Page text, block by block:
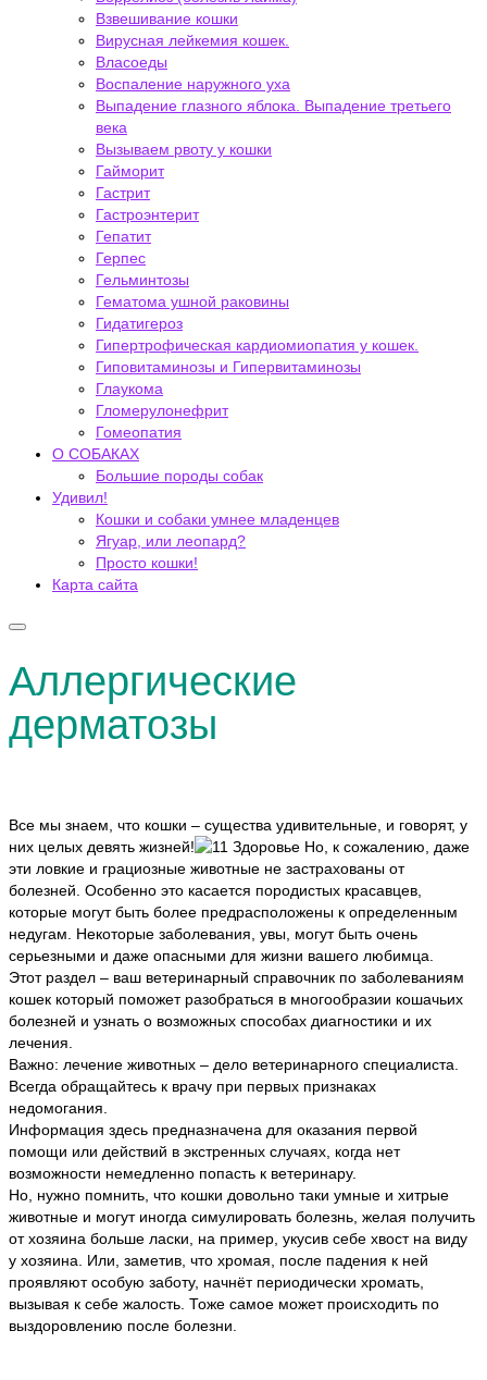
Взвешивание кошки
Вирусная лейкемия кошек.
Власоеды
Воспаление наружного уха
Выпадение глазного яблока. Выпадение третьего
века
Вызываем рвоту у кошки
Гайморит
Гастрит
Гастроэнтерит
Гепатит
Герпес
Гельминтозы
Гематома ушной раковины
Гидатигероз
Гипертрофическая кардиомиопатия у кошек.
Гиповитаминозы и Гипервитаминозы
Глаукома
Гломерулонефрит
Гомеопатия
О СОБАКАХ
Большие породы собак
Удивил!
Кошки и собаки умнее младенцев
Ягуар, или леопард?
Просто кошки!
Карта сайта
Аллергические
дерматозы
Все мы знаем, что кошки – существа удивительные, и говорят, у
них целых девять жизней!
Но, к сожалению, даже
эти ловкие и грациозные животные не застрахованы от
болезней. Особенно это касается породистых красавцев,
которые могут быть более предрасположены к определенным
недугам. Некоторые заболевания, увы, могут быть очень
серьезными и даже опасными для жизни вашего любимца.
Этот раздел – ваш ветеринарный справочник по заболеваниям
кошек который поможет разобраться в многообразии кошачьих
болезней и узнать о возможных способах диагностики и их
лечения.
Важно: лечение животных – дело ветеринарного специалиста.
Всегда обращайтесь к врачу при первых признаках
недомогания.
Информация здесь предназначена для оказания первой
помощи или действий в экстренных случаях, когда нет
возможности немедленно попасть к ветеринару.
Но, нужно помнить, что кошки довольно таки умные и хитрые
животные и могут иногда симулировать болезнь, желая получить
от хозяина больше ласки, на пример, укусив себе хвост на виду
у хозяина. Или, заметив, что хромая, после падения к ней
проявляют особую заботу, начнёт периодически хромать,
вызывая к себе жалость. Тоже самое может происходить по
выздоровлению после болезни.